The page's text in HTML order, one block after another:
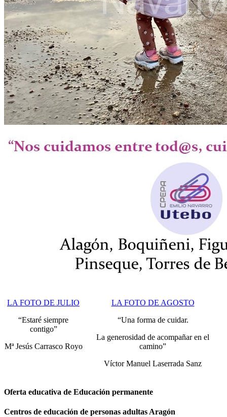
LA FOTO DE JULIO
“Estaré siempre
contigo”
Mª Jesús Carrasco Royo
LA FOTO DE AGOSTO
“Una forma de cuidar.
La generosidad de acompañar en el
camino”
Víctor Manuel Laserrada Sanz
Oferta educativa de Educación permanente
Centros de educación de personas adultas Aragón